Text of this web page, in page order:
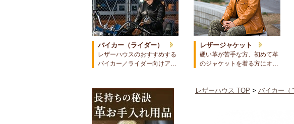
バイカー（ライダー）
レザーハウスのおすすめする
バイカー／ライダー向けア…
レザージャケット
硬い革が苦手な方、初めて革
のジャケットを着る方にオ…
レザーハウス TOP > バイカー（